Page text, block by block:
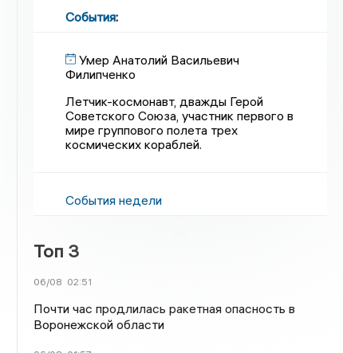
События:
Умер Анатолий Васильевич
Филипченко
Летчик-космонавт, дважды Герой
Советского Союза, участник первого в
мире группового полета трех
космических кораблей.
События недели
Топ 3
06/08 02:51
Почти час продлилась ракетная опасность в
Воронежской области